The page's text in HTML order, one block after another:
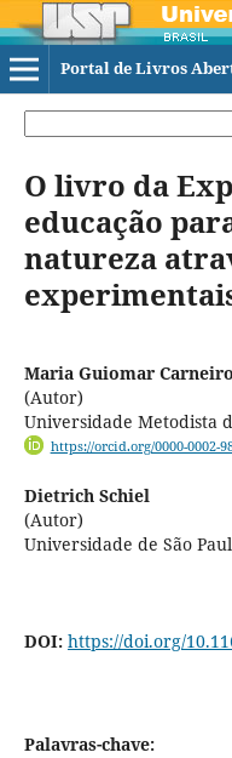
Portal de Livros
O livro da
educação
natureza
Maria Guiomar
(Autor)
Universidade Metodista
https://orcid.org/0000-0002-
Dietrich Schiel
(Autor)
Universidade de São
DOI: https://doi.org/
Palavras-chave: